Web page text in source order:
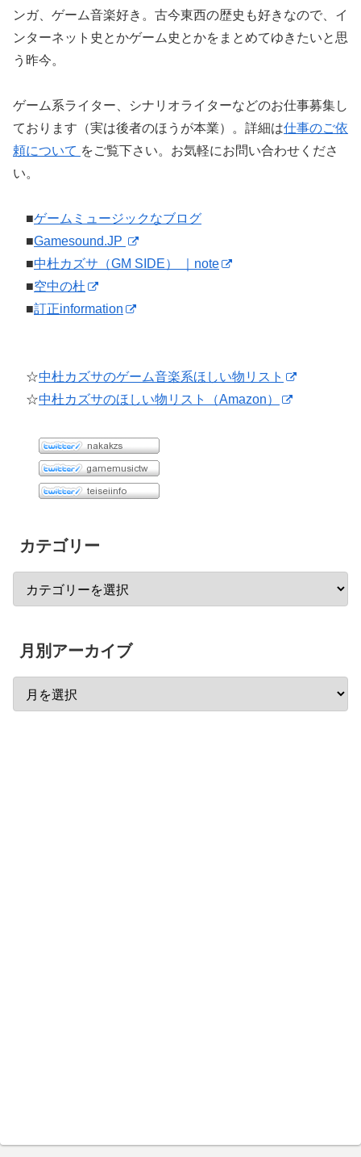
ンガ、ゲーム音楽好き。古今東西の歴史も好きなので、イ
ンターネット史とかゲーム史とかをまとめてゆきたいと思
う昨今。
ゲーム系ライター、シナリオライターなどのお仕事募集し
ております（実は後者のほうが本業）。詳細は仕事のご依
頼について をご覧下さい。お気軽にお問い合わせくださ
い。
■ゲームミュージックなブログ
■Gamesound.JP
■中杜カズサ（GM SIDE） ｜note
■空中の杜
■訂正information
☆中杜カズサのゲーム音楽系ほしい物リスト
☆中杜カズサのほしい物リスト（Amazon）
カテゴリー
月別アーカイブ